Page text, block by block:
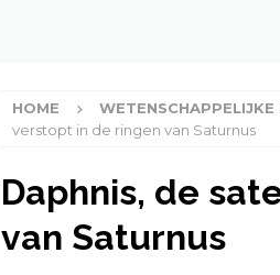
HOME WETENSCHAPPELIJKE
verstopt in de ringen van Saturnus
Daphnis, de
van Saturnus